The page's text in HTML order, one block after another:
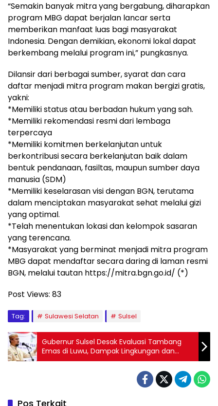
“Semakin banyak mitra yang bergabung, diharapkan
program MBG dapat berjalan lancar serta
memberikan manfaat luas bagi masyarakat
Indonesia. Dengan demikian, ekonomi lokal dapat
berkembang melalui program ini,” pungkasnya.
Dilansir dari berbagai sumber, syarat dan cara
daftar menjadi mitra program makan bergizi gratis,
yakni:
*Memiliki status atau berbadan hukum yang sah.
*Memiliki rekomendasi resmi dari lembaga
terpercaya
*Memiliki komitmen berkelanjutan untuk
berkontribusi secara berkelanjutan baik dalam
bentuk pendanaan, fasiltas, maupun sumber daya
manusia (SDM)
*Memiliki keselarasan visi dengan BGN, terutama
dalam menciptakan masyarakat sehat melalui gizi
yang optimal.
*Telah menentukan lokasi dan kelompok sasaran
yang terencana.
*Masyarakat yang berminat menjadi mitra program
MBG dapat mendaftar secara daring di laman resmi
BGN, melalui tautan https://mitra.bgn.go.id/ (*)
Post Views: 83
Tag: Sulawesi Selatan Sulsel
Gubernur Sulsel Desak Evaluasi Tambang
Emas di Luwu, Dampak Lingkungan dan
Ketimpangan Jadi Ancaman
Pos Terkait